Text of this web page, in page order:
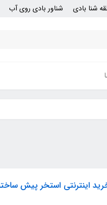
شنا بادی شناور بادی روی آب
اینترنتی استخر پیش